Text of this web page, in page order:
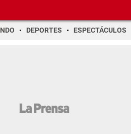
DEPORTES ESPECTÁCULOS